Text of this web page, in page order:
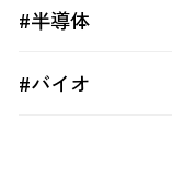
#半導体
#バイオ